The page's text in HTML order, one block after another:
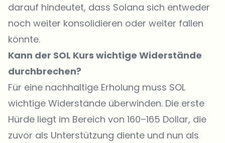
darauf hindeutet, dass Solana sich entweder
noch weiter konsolidieren oder weiter fallen
könnte.
Kann der SOL Kurs wichtige Widerstände
durchbrechen?
Für eine nachhaltige Erholung muss SOL
wichtige Widerstände überwinden. Die erste
Hürde liegt im Bereich von 160–165 Dollar, die
zuvor als Unterstützung diente und nun als